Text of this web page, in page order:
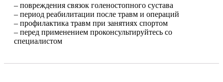
– повреждения связок голеностопного сустава
– период реабилитации после травм и операций
– профилактика травм при занятиях спортом
– перед применением проконсультируйтесь со
специалистом